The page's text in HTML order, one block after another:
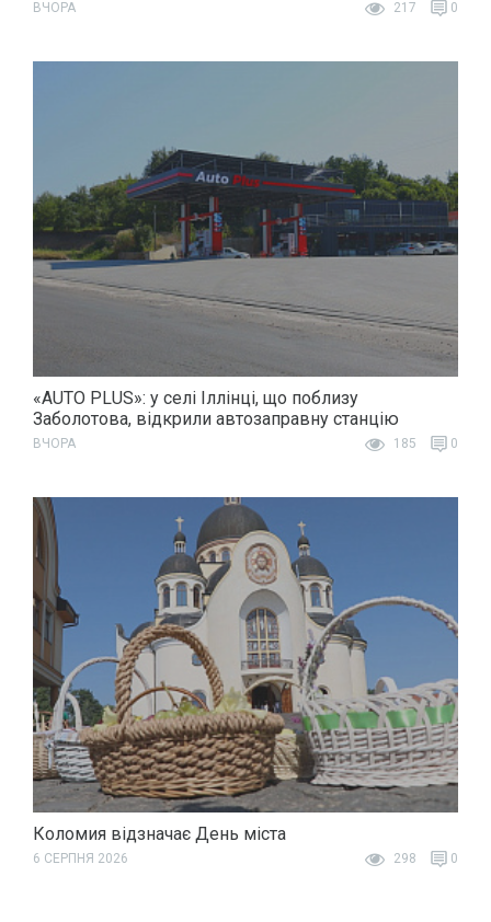
ВЧОРА 217 0
«AUTO PLUS»: у селі Іллінці, що поблизу
Заболотова, відкрили автозаправну станцію
ВЧОРА 185 0
Коломия відзначає День міста
6 СЕРПНЯ 2026 298 0